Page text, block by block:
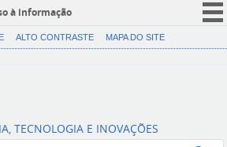
à informação
CORONAVÍRUS (COVID-19)
Canais
ALTO CONTRASTE MAPA DO SITE
TECNOLOGIA E INOVAÇÕES